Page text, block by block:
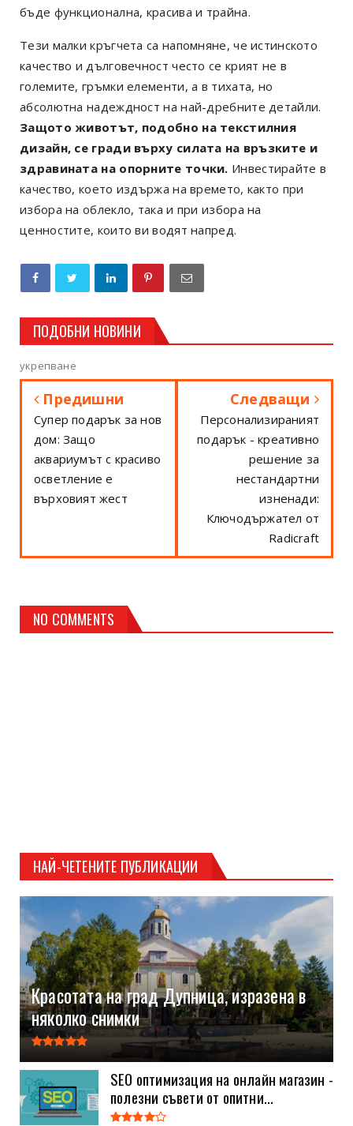
бъде функционална, красива и трайна.
Тези малки кръгчета са напомняне, че истинското
качество и дълговечност често се крият не в
големите, гръмки елементи, а в тихата, но
абсолютна надеждност на най-дребните детайли.
Защото животът, подобно на текстилния
дизайн, се гради върху силата на връзките и
здравината на опорните точки. Инвестирайте в
качество, което издържа на времето, както при
избора на облекло, така и при избора на
ценностите, които ви водят напред.
ПОДОБНИ НОВИНИ
укрепване
Предишни
Супер подарък за нов
дом: Защо
аквариумът с красиво
осветление е
върховият жест
Следващи
Персонализираният
подарък - креативно
решение за
нестандартни
изненади:
Ключодържател от
Radicraft
NO COMMENTS
НАЙ-ЧЕТЕНИТЕ ПУБЛИКАЦИИ
Красотата на град Дупница, изразена в
няколко снимки
SEO оптимизация на онлайн магазин -
полезни съвети от опитни...